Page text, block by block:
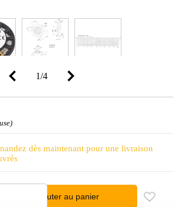
1/4
dès maintenant pour une livraison
Ajouter au panier